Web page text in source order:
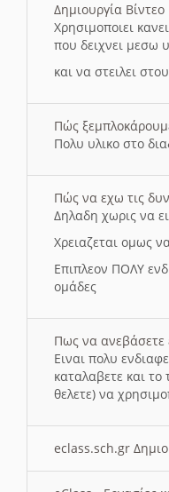
Δημιουργία
Χρησιμοποιει
που δειχνει μεσω
και να στειλει
Πώς
Πολυ υλικο στο
Πώς να εχω τις
Δηλαδη χωρις να
Χρειαζεται ομως
Επιπλεον ΠΟΛΥ
ομάδες
Πως να ανεβάσετε
Ειναι πολυ
καταλαβετε και το
θελετε) να
eclass.sch.gr